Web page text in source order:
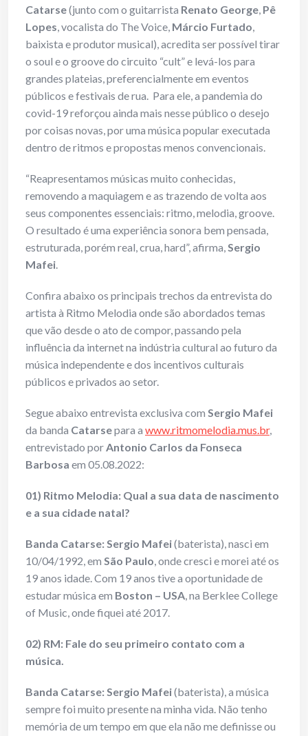
Catarse(junto com o guitarrista Renato George, Pê
Lopes, vocalista do The Voice, Márcio Furtado,
baixista e produtor musical), acredita ser possível tirar
o soul e o groove do circuito “cult” e levá-los para
grandes plateias, preferencialmente em eventos
públicos e festivais de rua. Para ele, a pandemia do
covid-19 reforçou ainda mais nesse público o desejo
por coisas novas, por uma música popular executada
dentro de ritmos e propostas menos convencionais.
“Reapresentamos músicas muito conhecidas,
removendo a maquiagem e as trazendo de volta aos
seus componentes essenciais: ritmo, melodia, groove.
O resultado é uma experiência sonora bem pensada,
estruturada, porém real, crua, hard”, afirma,Sergio
Mafei.
Confira abaixo os principais trechos da entrevista do
artista à Ritmo Melodia onde são abordados temas
que vão desde o ato de compor, passando pela
influência da internet na indústria cultural ao futuro da
música independente e dos incentivos culturais
públicos e privados ao setor.
Segue abaixo entrevista exclusiva com Sergio Mafei
da banda Catarsepara a www.ritmomelodia.mus.br,
entrevistado porAntonio Carlos da Fonseca
Barbosa em 05.08.2022:
01) Ritmo Melodia: Qual a sua data de nascimento
e a sua cidade natal?
Banda Catarse: Sergio Mafei(baterista), nasci em
10/04/1992, em São Paulo, onde cresci e morei até os
19 anos idade. Com 19 anos tive a oportunidade de
estudar música em Boston – USA, na Berklee College
of Music, onde fiquei até 2017.
02) RM: Fale do seu primeiro contato com a
música.
Banda Catarse: Sergio Mafei(baterista), a música
sempre foi muito presente na minha vida. Não tenho
memória de um tempo em que ela não me definisse ou